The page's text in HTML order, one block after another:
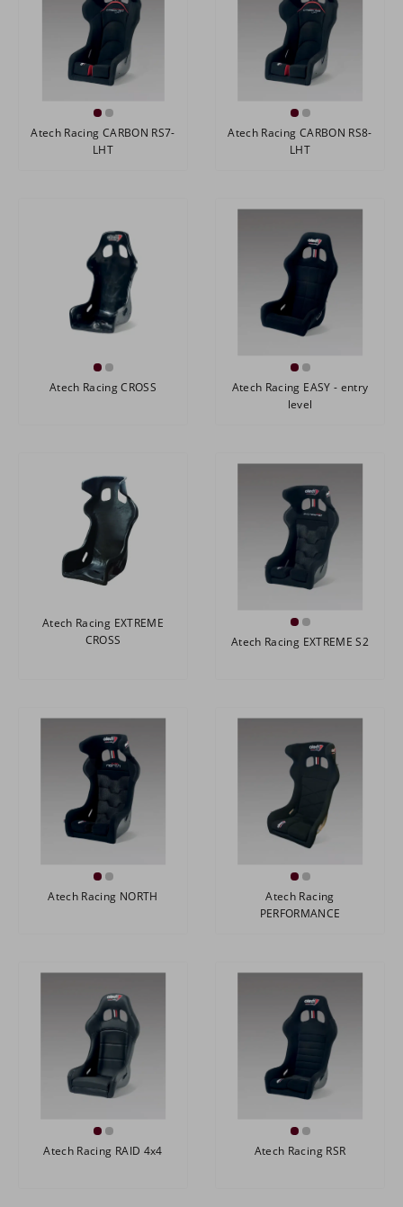
Atech Racing CARBON RS7-
LHT
Atech Racing CARBON RS8-
LHT
Atech Racing CROSS
Atech Racing EASY - entry
level
Atech Racing EXTREME
CROSS
Atech Racing EXTREME S2
Atech Racing NORTH
Atech Racing
PERFORMANCE
Atech Racing RAID 4x4 Atech Racing RSR